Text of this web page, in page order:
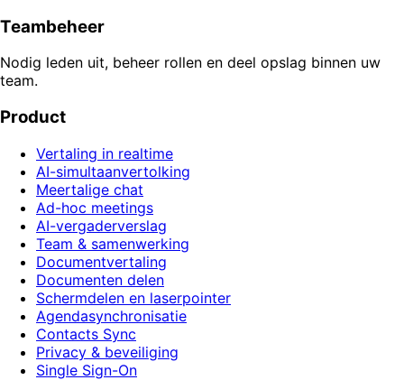
Teambeheer
Nodig leden uit, beheer rollen en deel opslag binnen uw
team.
Product
Vertaling in realtime
AI-simultaanvertolking
Meertalige chat
Ad-hoc meetings
AI-vergaderverslag
Team & samenwerking
Documentvertaling
Documenten delen
Schermdelen en laserpointer
Agendasynchronisatie
Contacts Sync
Privacy & beveiliging
Single Sign-On